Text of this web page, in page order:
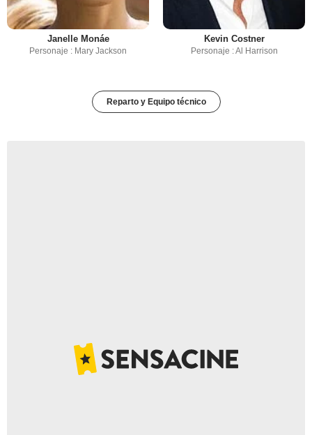
Janelle Monáe
Personaje : Mary Jackson
Kevin Costner
Personaje : Al Harrison
Reparto y Equipo técnico